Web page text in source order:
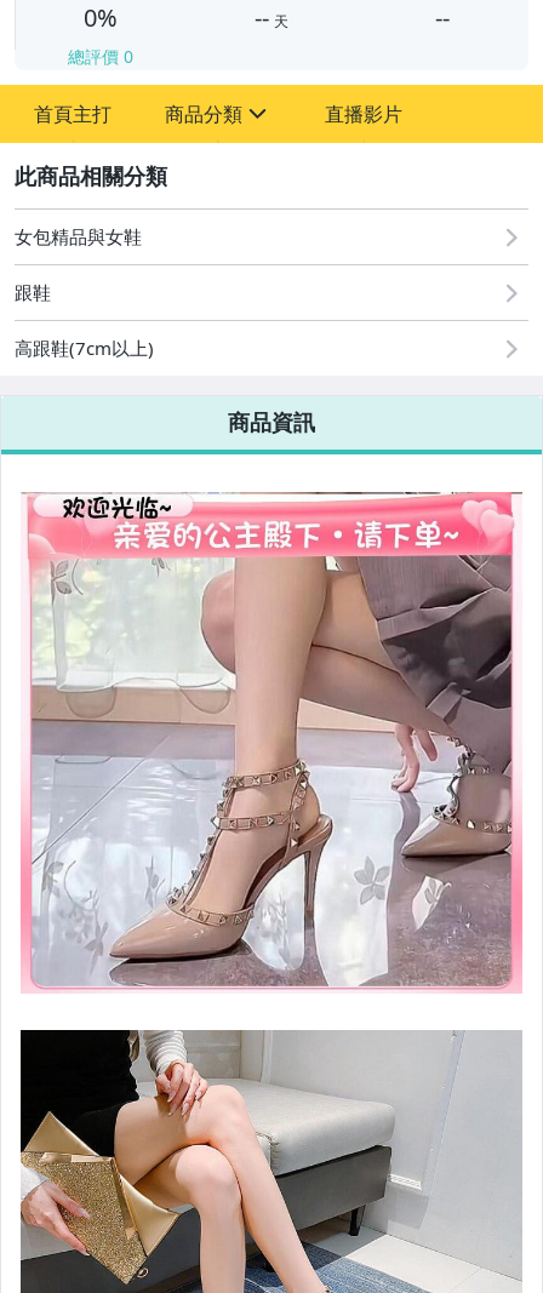
0%
總評價 0
-- 天 --
首頁主打 商品分類
古董、藝術與礦石
手機、配件與通訊
電腦、平板與周邊
相機、攝影與周邊
運動、戶外與休閒
電玩遊戲與主機
嬰幼兒與孕婦
汽機車精品百貨
居家、家具與園藝
玩具、模型與公仔
男性精品與服飾
偶像、球員卡與郵幣
女裝與服飾配件
手錶與飾品配件
女包精品與女鞋
家電與影音視聽
直播影片
女包精品與女鞋
跟鞋
高跟鞋(7cm以上)
商品資訊